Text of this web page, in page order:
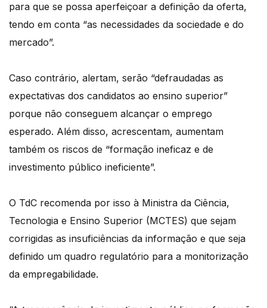
para que se possa aperfeiçoar a definição da oferta,
tendo em conta “as necessidades da sociedade e do
mercado”.
Caso contrário, alertam, serão “defraudadas as
expectativas dos candidatos ao ensino superior”
porque não conseguem alcançar o emprego
esperado. Além disso, acrescentam, aumentam
também os riscos de “formação ineficaz e de
investimento público ineficiente”.
O TdC recomenda por isso à Ministra da Ciência,
Tecnologia e Ensino Superior (MCTES) que sejam
corrigidas as insuficiências da informação e que seja
definido um quadro regulatório para a monitorização
da empregabilidade.